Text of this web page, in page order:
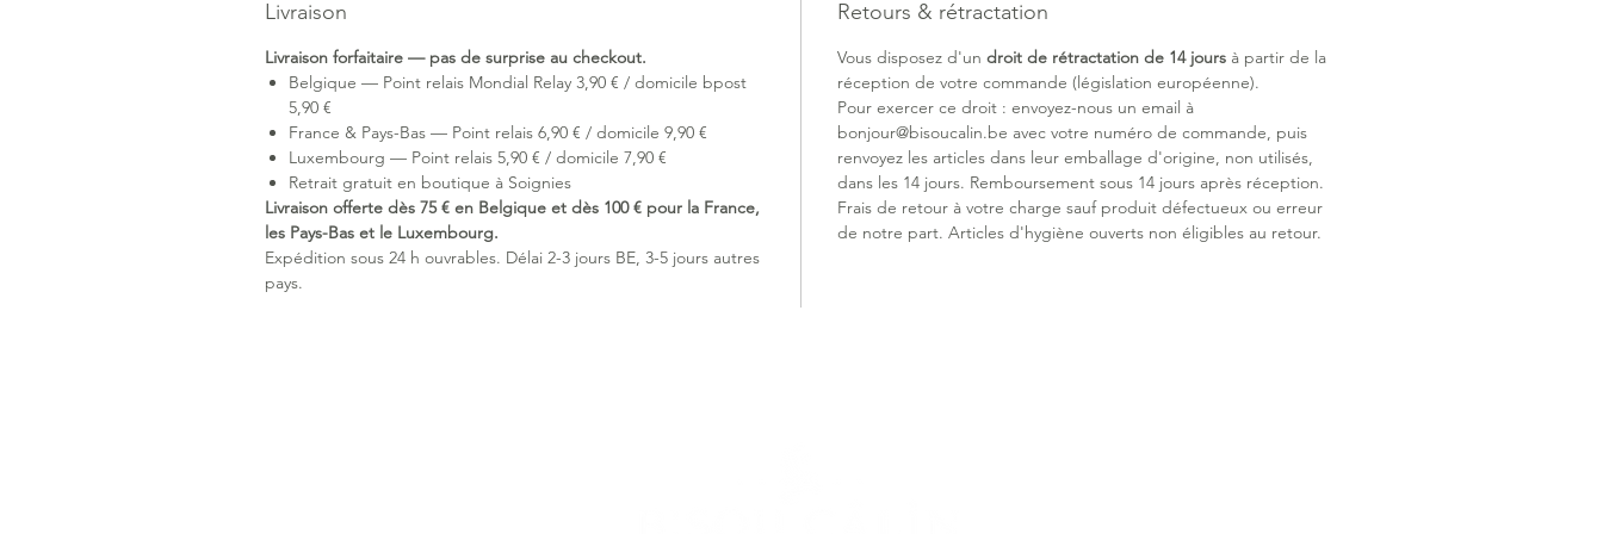
conventionnel.
Convient parfaitement aux enfants à partir
de 6 mois.
Livraison
Livraison forfaitaire — pas de surprise au checkout.
Belgique — Point relais Mondial Relay 3,90 € / domicile bpost
5,90 €
France & Pays-Bas — Point relais 6,90 € / domicile 9,90 €
Luxembourg — Point relais 5,90 € / domicile 7,90 €
Retrait gratuit en boutique à Soignies
Livraison offerte dès 75 € en Belgique et dès 100 € pour la France,
les Pays-Bas et le Luxembourg.
Expédition sous 24 h ouvrables. Délai 2-3 jours BE, 3-5 jours autres
pays.
Retours & rétractation
Vous disposez d'un droit de rétractation de 14 jours à partir de la
réception de votre commande (législation européenne).
Pour exercer ce droit : envoyez-nous un email à
bonjour@bisoucalin.be avec votre numéro de commande, puis
renvoyez les articles dans leur emballage d'origine, non utilisés,
dans les 14 jours. Remboursement sous 14 jours après réception.
Frais de retour à votre charge sauf produit défectueux ou erreur
de notre part. Articles d'hygiène ouverts non éligibles au retour.